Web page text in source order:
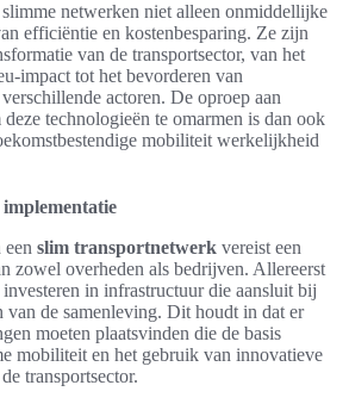
slimme netwerken niet alleen onmiddellijke
efficiëntie en kostenbesparing. Ze zijn
van de transportsector, van het
impact tot het bevorderen van
actoren. De oproep aan
technologieën te omarmen is dan ook
mobiliteit werkelijkheid
slim transportnetwerk vereist een
zowel overheden als bedrijven. Allereerst
investeren in infrastructuur die aansluit bij
van de samenleving. Dit houdt in dat er
moeten plaatsvinden die de basis
mobiliteit en het gebruik van innovatieve
transportsector.